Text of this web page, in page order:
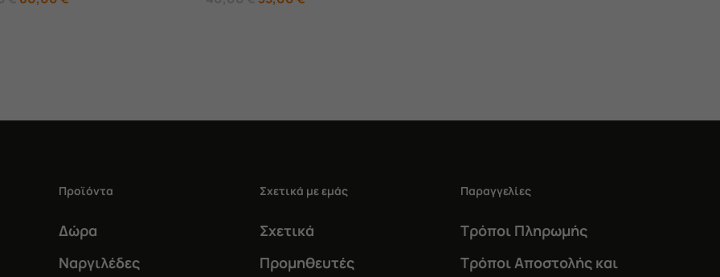
price price
Προϊόντα
Δώρα
Ναργιλέδες
Σχετικά με εμάς
Σχετικά
Προμηθευτές
Παραγγελίες
Τρόποι Πληρωμής
Τρόποι Αποστολής και